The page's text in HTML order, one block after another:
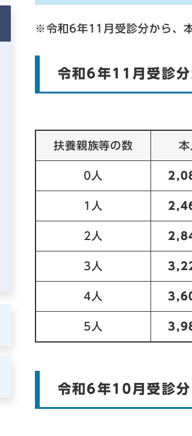
※令和6年11月受診分から、
令和6年11月受診分
扶養親族等の数 本
0人
1人
2人
3人
4人
5人
令和6年10月受診分